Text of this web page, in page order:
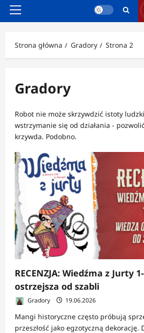
Menu
Strona główna Gradory Strona 2
Gradory
Robot nie może skrzywdzić istoty
wstrzymanie się od działania -
krzywda. Podobno.
RECENZJA: Wiedźma z Jurty
ostrzejsza od szabli
Gradory 19.06.2026
Mangi historyczne często próbują
przeszłość jako egzotyczną dekorację.